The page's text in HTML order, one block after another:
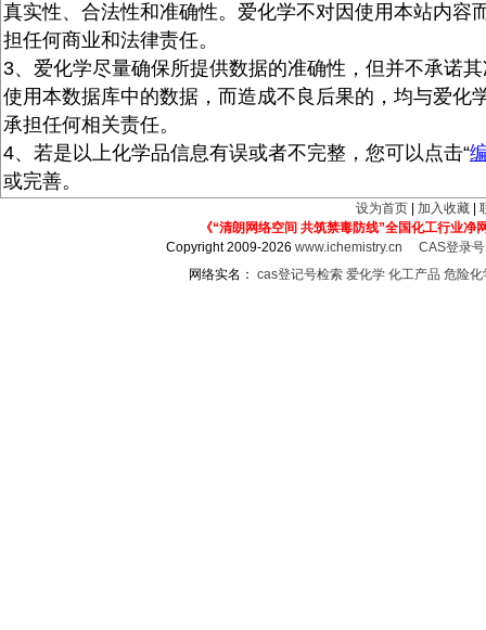
真实性、合法性和准确性。爱化学不对因使用本站内容
担任何商业和法律责任。
3、爱化学尽量确保所提供数据的准确性，但并不承诺
使用本数据库中的数据，而造成不良后果的，均与爱化
承担任何相关责任。
4、若是以上化学品信息有误或者不完整，您可以点击“
或完善。
设为首页 加入收藏
《“清朗网络空间 共筑禁毒防线”全国化工行业净
Copyright 2009-2026www.ichemistry.cn
CAS登录
网络实名： cas登记号检索 爱化学 化工产品 危险化